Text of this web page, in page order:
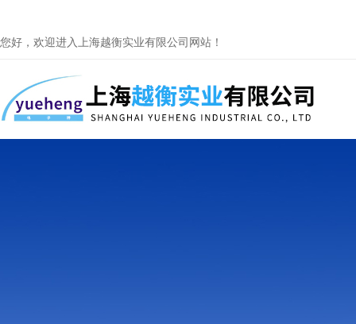
您好，欢迎进入上海越衡实业有限公司网站！